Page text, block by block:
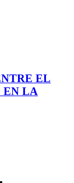
EL
EN LA